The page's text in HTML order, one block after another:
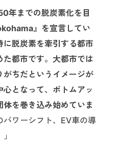
年までの脱炭素化を目
』を宣言してい
に脱炭素を牽引する都市
た都市です。大都市では
がちだというイメージが
となって、ボトムアッ
を巻き込み始めていま
パワーシフト、EV車の導